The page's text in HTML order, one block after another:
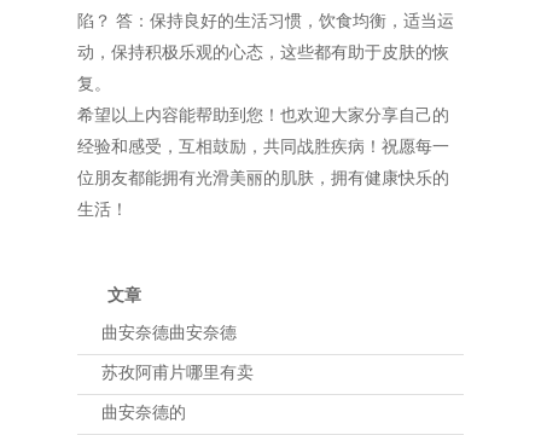
陷？ 答：保持良好的生活习惯，饮食均衡，适当运
动，保持积极乐观的心态，这些都有助于皮肤的恢
复。
希望以上内容能帮助到您！也欢迎大家分享自己的
经验和感受，互相鼓励，共同战胜疾病！祝愿每一
位朋友都能拥有光滑美丽的肌肤，拥有健康快乐的
生活！
文章
曲安奈德曲安奈德
苏孜阿甫片哪里有卖
曲安奈德的